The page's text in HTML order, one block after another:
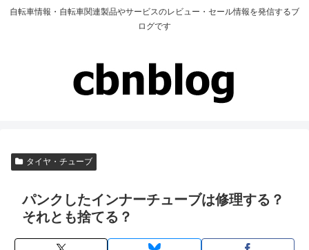
自転車情報・自転車関連製品やサービスのレビュー・セール情報を発信するブ
ログです
タイヤ・チューブ
パンクしたインナーチューブは修理する？
それとも捨てる？